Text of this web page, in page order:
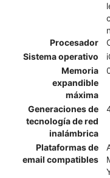
Procesador
Sistema operativo
Memoria
expandible
máxima
Generaciones de
tecnología de red
inalámbrica
Plataformas de
email compatibles